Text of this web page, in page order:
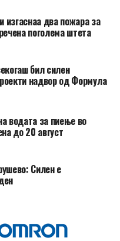
изгаснаа два пожара за
поголема штета
бил силен
надвор од Формула
водата за пиење во
до 20 август
Силен е